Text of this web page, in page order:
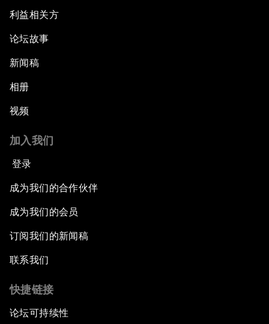
利益相关方
论坛故事
新闻稿
相册
视频
加入我们
登录
成为我们的合作伙伴
成为我们的会员
订阅我们的新闻稿
联系我们
快捷链接
论坛可持续性